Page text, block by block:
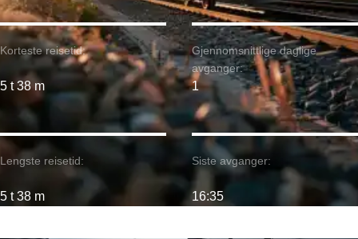
Korteste reisetid:
5 t 38 m
Lengste reisetid:
5 t 38 m
Gjennomsnittlige daglige
avganger:
1
Siste avganger:
16:35